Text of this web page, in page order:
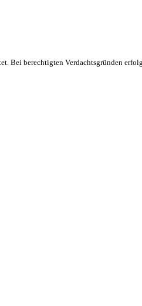
Bei berechtigten Verdachtsgründen